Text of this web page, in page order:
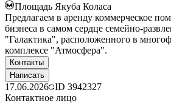
Площадь Якуба Коласа
Предлагаем в аренду коммерческое
бизнеса в самом сердце семейно-
"Галактика", расположенного в
комплексе "Атмосфера".
Контакты
Написать
17.06.2026 ID 3942327
Контактное лицо